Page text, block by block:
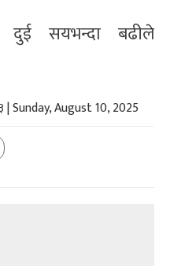
दुई सयभन्दा बढीले
| Sunday, August 10, 2025